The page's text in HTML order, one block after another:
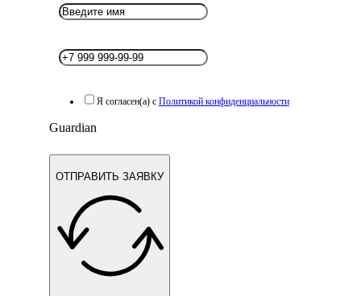
Я согласен(а) с Политикой конфиденциальности
Guardian
ОТПРАВИТЬ ЗАЯВКУ